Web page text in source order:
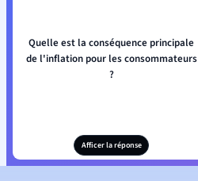
Quelle est la conséquence principale
de l'inflation pour les consommateurs
?
Afficer la réponse